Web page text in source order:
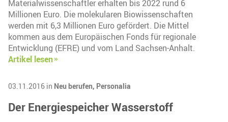
Materialwissenschaftler erhalten bis 2022 rund 6
Millionen Euro. Die molekularen Biowissenschaften
werden mit 6,3 Millionen Euro gefördert. Die Mittel
kommen aus dem Europäischen Fonds für regionale
Entwicklung (EFRE) und vom Land Sachsen-Anhalt.
Artikel lesen
03.11.2016 in Neu berufen, Personalia
Der Energiespeicher Wasserstoff